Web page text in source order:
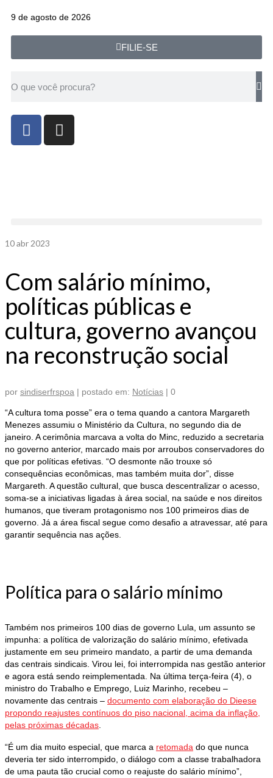
9 de agosto de 2026
FILIE-SE
10abr 2023
Com salário mínimo,
políticas públicas e
cultura, governo avançou
na reconstrução social
por sindiserfrspoa | postado em: Notícias | 0
“A cultura toma posse” era o tema quando a cantora Margareth
Menezes assumiu o Ministério da Cultura, no segundo dia de
janeiro. A cerimônia marcava a volta do Minc, reduzido a secretaria
no governo anterior, marcado mais por arroubos conservadores do
que por políticas efetivas. “O desmonte não trouxe só
consequências econômicas, mas também muita dor”, disse
Margareth. A questão cultural, que busca descentralizar o acesso,
soma-se a iniciativas ligadas à área social, na saúde e nos direitos
humanos, que tiveram protagonismo nos 100 primeiros dias de
governo. Já a área fiscal segue como desafio a atravessar, até para
garantir sequência nas ações.
Política para o salário mínimo
Também nos primeiros 100 dias de governo Lula, um assunto se
impunha: a política de valorização do salário mínimo, efetivada
justamente em seu primeiro mandato, a partir de uma demanda
das centrais sindicais. Virou lei, foi interrompida nas gestão anterior
e agora está sendo reimplementada. Na última terça-feira (4), o
ministro do Trabalho e Emprego, Luiz Marinho, recebeu –
novamente das centrais – documento com elaboração do Dieese
propondo reajustes contínuos do piso nacional, acima da inflação,
pelas próximas décadas
“É um dia muito especial, que marca a retomada do que nunca
deveria ter sido interrompido, o diálogo com a classe trabalhadora
de uma pauta tão crucial como o reajuste do salário mínimo”,